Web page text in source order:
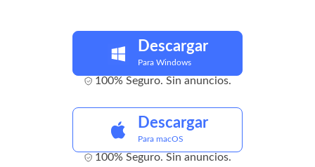
Descargar
Para Windows
100% Seguro. Sin anuncios.
Descargar
Para macOS
100% Seguro. Sin anuncios.